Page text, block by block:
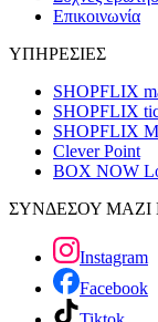
Επικοινωνία
ΥΠΗΡΕΣΙΕΣ
SHOPFLIX
SHOPFLIX
SHOPFLIX
Clever Point
BOX NOW
ΣΥΝΔΕΣΟΥ ΜΑΖΙ
Instagram
Facebook